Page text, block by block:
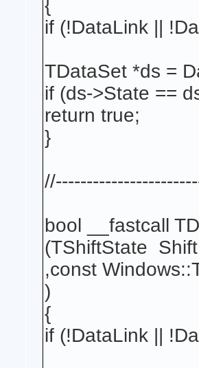
{
if (!DataLink ||
TDataSet *ds =
if (ds->State ==
return true;
}
bool __fastcall
(TShiftState Shift
,const
)
{
if (!DataLink ||